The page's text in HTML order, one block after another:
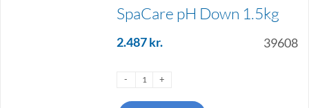
SpaCare pH Down 1.5kg
2.487kr. 39608